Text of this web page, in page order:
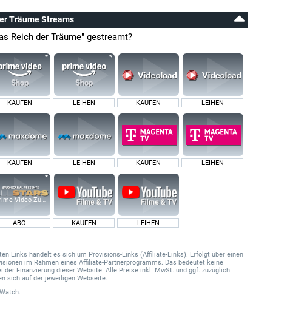
Träume Streams
Reich der Träume" gestreamt?
KAUFEN LEIHEN KAUFEN LEIHEN
KAUFEN LEIHEN KAUFEN LEIHEN
Video Zusatz-Kanäle
ABO KAUFEN LEIHEN
Links handelt es sich um Provisions-Links (Affiliate-Links). Erfolgt über einen
im Rahmen eines Affiliate-Partnerprogramms. Das bedeutet keine
der Finanzierung dieser Website. Alle Preise inkl. MwSt. und ggf. zuzüglich
sich auf der jeweiligen Webseite.